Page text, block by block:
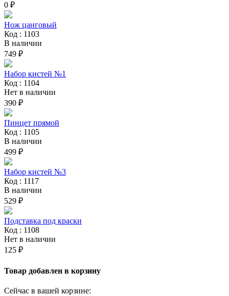
0 ₽
Нож цанговый
Код : 1103
В наличии
749 ₽
Набор кистей №1
Код : 1104
Нет в наличии
390 ₽
Пинцет прямой
Код : 1105
В наличии
499 ₽
Набор кистей №3
Код : 1117
В наличии
529 ₽
Подставка под краски
Код : 1108
Нет в наличии
125 ₽
Товар добавлен в корзину
Сейчас в вашей корзине: